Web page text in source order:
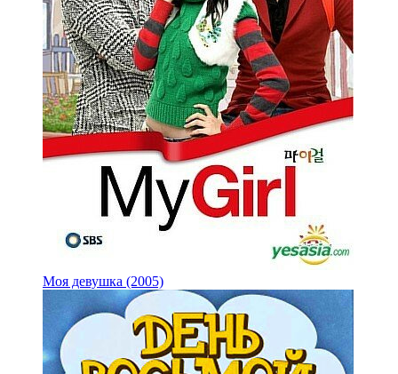
Моя девушка (2005)